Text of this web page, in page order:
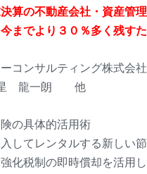
算の不動産会社・資産管
今までより３０％多く残す
コンサルティング株式会
星 龍一朗 他
の具体的活用術
してレンタルする新しい
強化税制の即時償却を活用